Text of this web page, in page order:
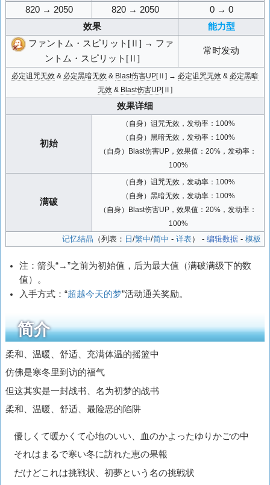
820 → 2050
820 → 2050
0 → 0
效果
能力型
ファントム・スピリット[Ⅱ] → ファ
ントム・スピリット[Ⅱ]
常时发动
必定诅咒无效 & 必定黑暗无效 & Blast伤害UP[Ⅱ] → 必定诅咒无效 & 必定黑暗
无效 & Blast伤害UP[Ⅱ]
效果详细
初始
（自身）诅咒无效，发动率：100%
（自身）黑暗无效，发动率：100%
（自身）Blast伤害UP，效果值：20%，发动率：
100%
满破
（自身）诅咒无效，发动率：100%
（自身）黑暗无效，发动率：100%
（自身）Blast伤害UP，效果值：20%，发动率：
100%
记忆结晶 （列表： 日 /繁中/简中 - 详表） - 编辑数据- 模板
注：箭头“→”之前为初始值，后为最大值（满破满级下的数
值）。
入手方式：“超越今天的梦”活动通关奖励。
简介
柔和、温暖、舒适、充满体温的摇篮中
仿佛是寒冬里到访的福气
但这其实是一封战书、名为初梦的战书
柔和、温暖、舒适、最险恶的陷阱
優しくて暖かくて心地のいい、血のかよったゆりかごの中
それはまるで寒い冬に訪れた恵の果報
だけどこれは挑戦状、初夢という名の挑戦状